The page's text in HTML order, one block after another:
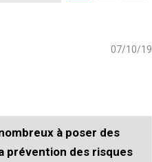
07/10/19
à poser des
prévention des risques